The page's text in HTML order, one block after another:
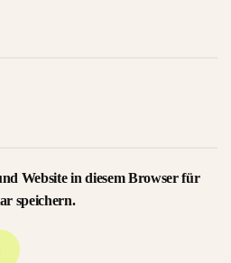
Website in diesem Browser für
speichern.